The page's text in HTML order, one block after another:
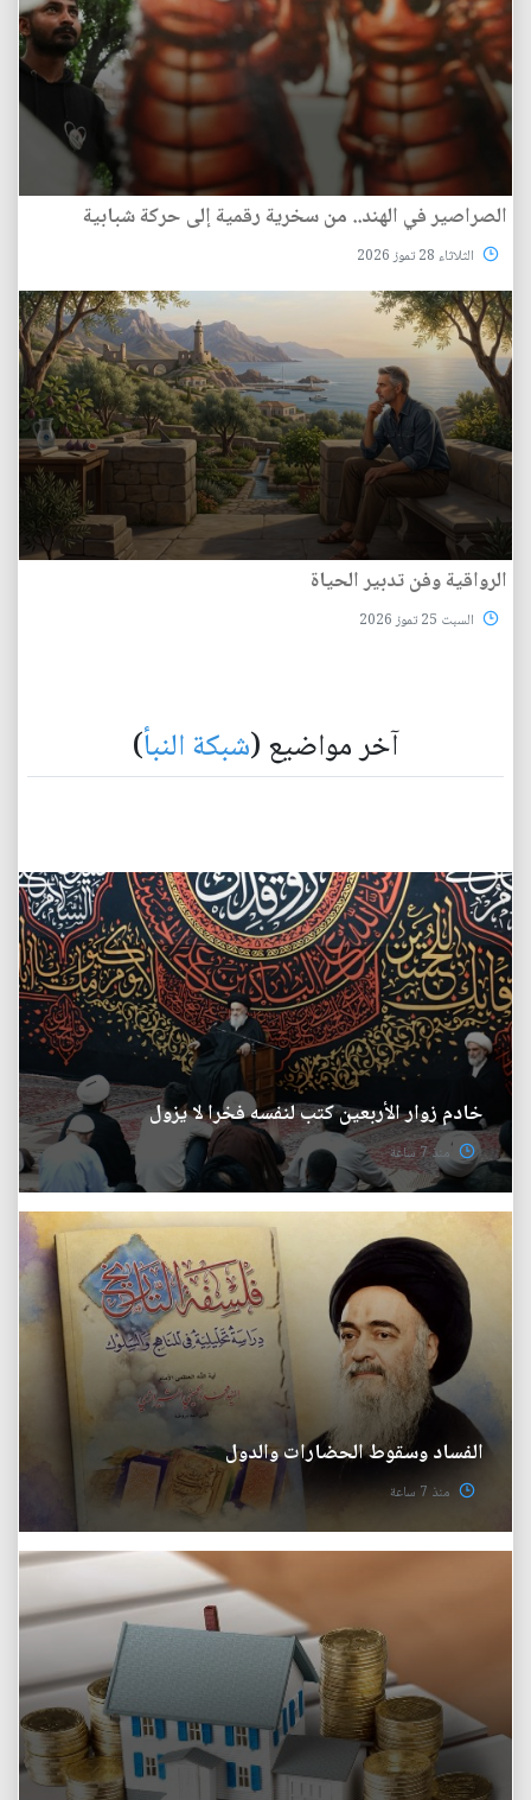
الصراصير في الهند.. من سخرية رقمية إلى حركة شبابية
الثلاثاء 28 تموز 2026
الرواقية وفن تدبير الحياة
السبت 25 تموز 2026
آخر مواضيع (شبكة النبأ)
خادم زوار الأربعين كتب لنفسه فخرا لا يزول
منذ 7 ساعة
الفساد وسقوط الحضارات والدول
منذ 7 ساعة